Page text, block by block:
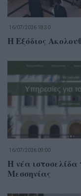
16/07/2026 18:30
Η Εξόδιος
16/07/2026 09:00
Η νέα
Μεσσηνίας